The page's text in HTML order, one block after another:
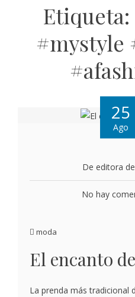
Etiqueta:
#mystyle
25
Ago
De editora
No hay
moda
El encanto
La prenda más tradicional